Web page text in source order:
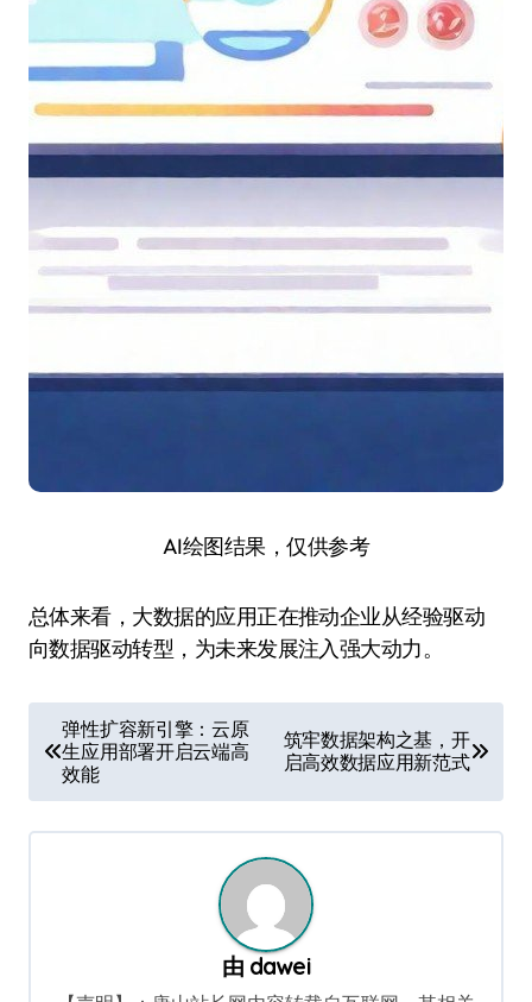
AI绘图结果，仅供参考
总体来看，大数据的应用正在推动企业从经验驱动
向数据驱动转型，为未来发展注入强大动力。
章
导
航
弹性扩容新引擎：云原
生应用部署开启云端高
效能
筑牢数据架构之基，开
启高效数据应用新范式
由 dawei